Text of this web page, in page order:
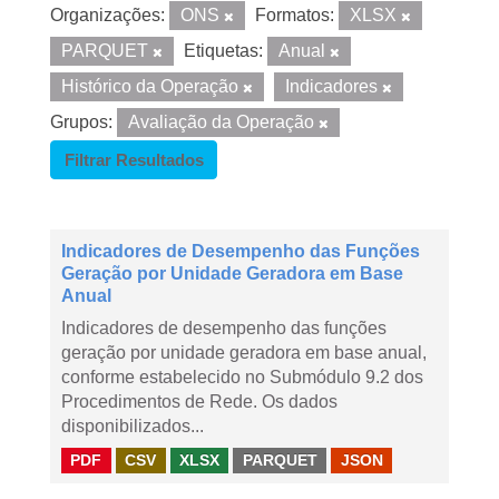
Organizações: ONS Formatos:
XLSX
PARQUET
Etiquetas:
Anual
Histórico da Operação
Indicadores
Grupos:
Avaliação da Operação
Filtrar Resultados
Indicadores de Desempenho das Funções
Geração por Unidade Geradora em Base
Anual
Indicadores de desempenho das funções
geração por unidade geradora em base anual,
conforme estabelecido no Submódulo 9.2 dos
Procedimentos de Rede. Os dados
disponibilizados...
PDF CSV XLSX PARQUET JSON